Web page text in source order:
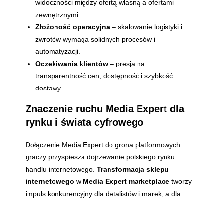
widoczności między ofertą własną a ofertami
zewnętrznymi.
Złożoność operacyjna – skalowanie logistyki i
zwrotów wymaga solidnych procesów i
automatyzacji.
Oczekiwania klientów – presja na
transparentność cen, dostępność i szybkość
dostawy.
Znaczenie ruchu Media Expert dla
rynku i świata cyfrowego
Dołączenie Media Expert do grona platformowych
graczy przyspiesza dojrzewanie polskiego rynku
handlu internetowego.Transformacja sklepu
internetowego w Media Expert marketplace tworzy
impuls konkurencyjny dla detalistów i marek, a dla